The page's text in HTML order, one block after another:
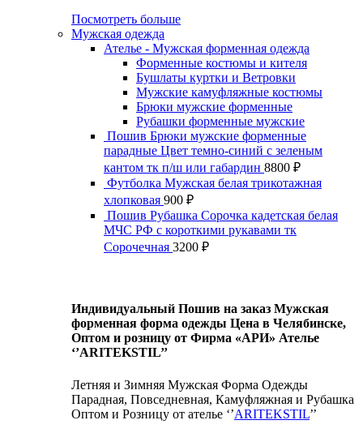
Посмотреть больше
Мужская одежда
Ателье - Мужская форменная одежда
Форменные костюмы и кителя
Бушлаты куртки и Ветровки
Мужские камуфляжные костюмы
Брюки мужские форменные
Рубашки форменные мужские
Пошив Брюки мужские форменные
парадные Цвет темно-синий с зеленым
кантом тк п/ш или габардин 8800 ₽
Футболка Мужская белая трикотажная
хлопковая 900 ₽
Пошив Рубашка Сорочка кадетская белая
МЧС РФ с короткими рукавами тк
Сорочечная 3200 ₽
Индивидуальный Пошив на заказ Мужская
форменная форма одежды Цена в Челябинске,
Оптом и розницу от Фирма «АРИ» Ателье
‘’ARITEKSTIL’’
Летняя и Зимняя Мужская Форма Одежды
Парадная, Повседневная, Камуфляжная и Рубашка
Оптом и Розницу от ателье ‘’ARITEKSTIL’’